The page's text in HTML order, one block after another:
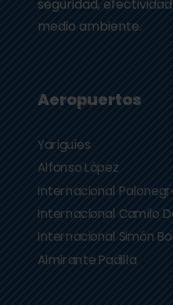
seguridad,
medio ambiente.
Aeropuertos
Yariguíes
Alfonso López
Internacional
Internacional Camilo
Internacional Simón
Almirante Padilla